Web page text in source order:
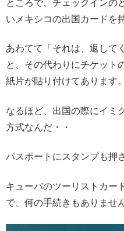
ところで、チェックインの
いメキシコの出国カードを
あわてて「それは、返して
と、その代わりにチケット
紙片が貼り付けてあります。
なるほど、出国の際にイミ
方式なんだ・・
パスポートにスタンプも押
キューバのツーリストカー
で、何の手続きもありませ